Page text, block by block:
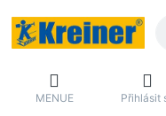
MENUE Přihlásit